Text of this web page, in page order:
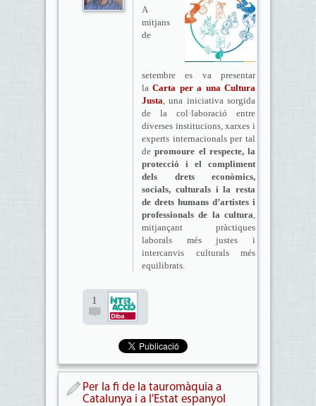
A
mitjans
de
setembre es va presentar
laCarta per a una Cultura
Justa, una iniciativa sorgida
de la col·laboració entre
diverses institucions, xarxes i
experts internacionals per tal
depromoure el respecte, la
protecció i el compliment
dels drets econòmics,
socials, culturals i la resta
de drets humans d’artistes i
professionals de la cultura,
mitjançant pràctiques
laborals més justes i
intercanvis culturals més
equilibrats.
1
Per la fi de la tauromàquia a
Catalunya i a l'Estat espanyol